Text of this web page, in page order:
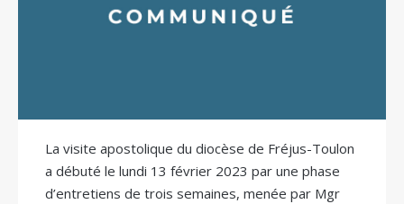
La visite apostolique du diocèse de Fréjus-Toulon
a débuté le lundi 13 février 2023 par une phase
d’entretiens de trois semaines, menée par Mgr